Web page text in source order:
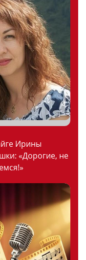
Ирины
«Дорогие, не